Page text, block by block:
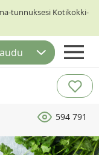
tunnuksesi Kotikokki-
594 791